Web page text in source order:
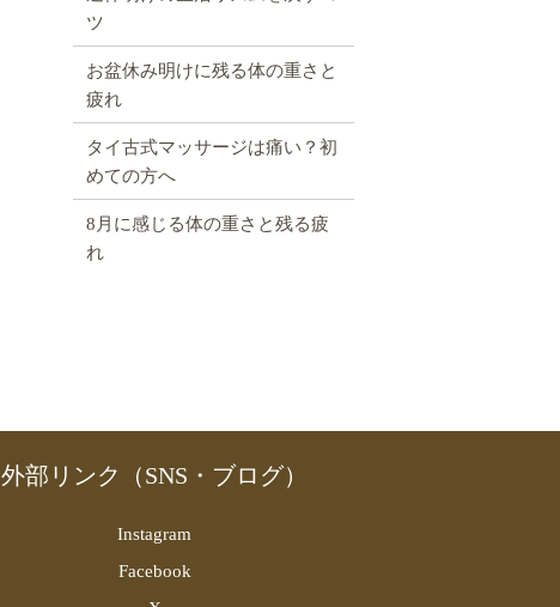
ツ
お盆休み明けに残る体の重さと
疲れ
タイ古式マッサージは痛い？初
めての方へ
8月に感じる体の重さと残る疲
れ
外部リンク（SNS・ブログ）
Instagram
Facebook